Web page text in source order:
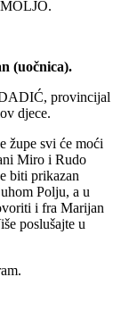
(uočnica).
provincijal
djece.
župe svi će moći
Miro i Rudo
biti prikazan
Polju, a u
i fra Marijan
poslušajte u